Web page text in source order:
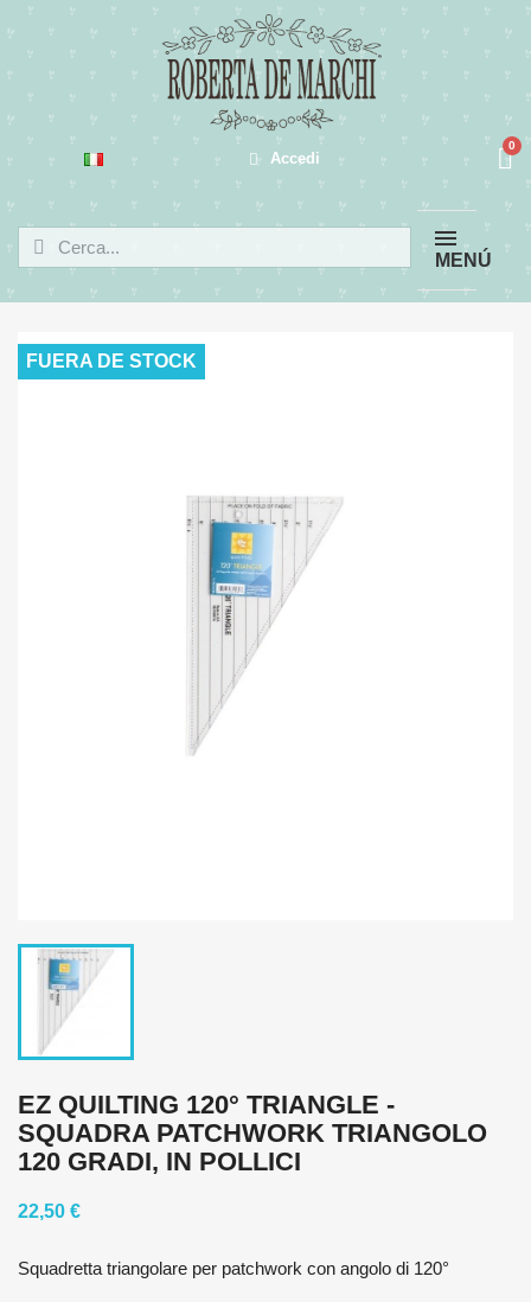
Accedi
MENÚ
FUERA DE STOCK
EZ QUILTING 120° TRIANGLE -
SQUADRA PATCHWORK TRIANGOLO
120 GRADI, IN POLLICI
22,50 €
Squadretta triangolare per patchwork con angolo di 120°